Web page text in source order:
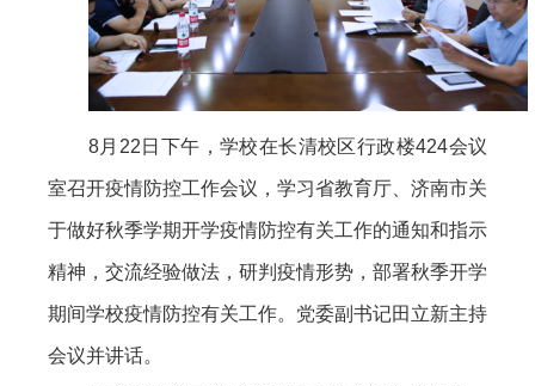
8月22日下午，学校在长清校区行政楼424会议
室召开疫情防控工作会议，学习省教育厅、济南市关
于做好秋季学期开学疫情防控有关工作的通知和指示
精神，交流经验做法，研判疫情形势，部署秋季开学
期间学校疫情防控有关工作。党委副书记田立新主持
会议并讲话。